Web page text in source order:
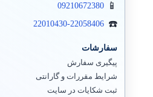
اسکایپ (سازمانی)
ایمیل سرور
09210672380
22010430-22058406
سفارشات
پیگیری سفارش
شرایط مقررات و گارانتی
ثبت شکایات در سایت